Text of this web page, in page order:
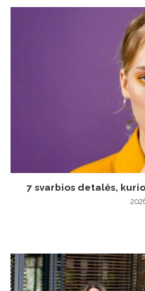
7 svarbios detalės,